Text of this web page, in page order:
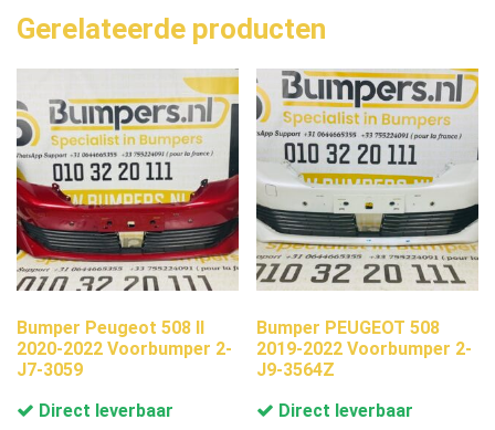
Gerelateerde producten
Bumper Peugeot 508 II
2020-2022 Voorbumper 2-
J7-3059
Direct leverbaar
Bumper PEUGEOT 508
2019-2022 Voorbumper 2-
J9-3564Z
Direct leverbaar